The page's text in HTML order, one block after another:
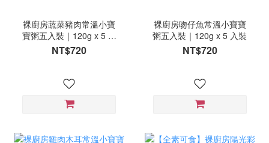
裸廚房蔬菜豬肉常溫小寶
寶粥五入裝｜120g x 5 入
裝
NT$720
裸廚房吻仔魚常溫小寶寶
粥五入裝｜120g x 5 入裝
NT$720